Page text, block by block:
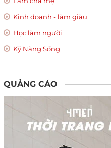
Kinh doanh - làm giàu
Học làm người
Kỹ Năng Sống
QUẢNG CÁO